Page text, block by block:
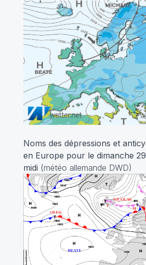
Noms des dépressions et
en Europe pour le dimanche
midi (météo allemande DWD)